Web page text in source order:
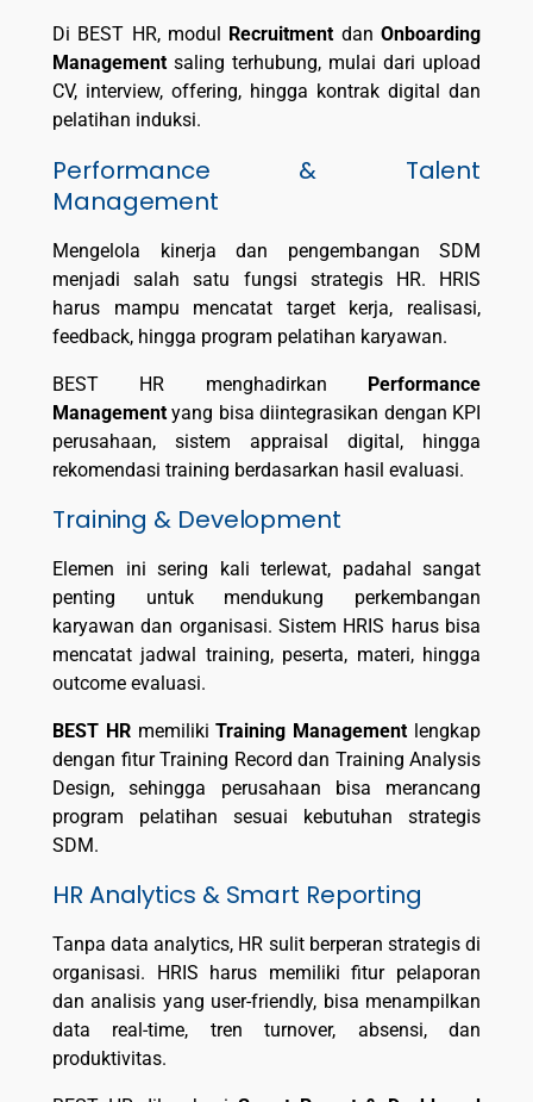
Di BEST HR, modul Recruitment danOnboarding
Management saling terhubung, mulai dari upload
CV, interview, offering, hingga kontrak digital dan
pelatihan induksi.
Performance & Talent
Management
Mengelola kinerja dan pengembangan SDM
menjadi salah satu fungsi strategis HR. HRIS
harus mampu mencatat target kerja, realisasi,
feedback, hingga program pelatihan karyawan.
BEST HR menghadirkan Performance
Management yang bisa diintegrasikan dengan KPI
perusahaan, sistem appraisal digital, hingga
rekomendasi training berdasarkan hasil evaluasi.
Training & Development
Elemen ini sering kali terlewat, padahal sangat
penting untuk mendukung perkembangan
karyawan dan organisasi. Sistem HRIS harus bisa
mencatat jadwal training, peserta, materi, hingga
outcome evaluasi.
BEST HRmemilikiTraining Management lengkap
dengan fitur Training Record dan Training Analysis
Design, sehingga perusahaan bisa merancang
program pelatihan sesuai kebutuhan strategis
SDM.
HR Analytics & Smart Reporting
Tanpa data analytics, HR sulit berperan strategis di
organisasi. HRIS harus memiliki fitur pelaporan
dan analisis yang user-friendly, bisa menampilkan
data real-time, tren turnover, absensi, dan
produktivitas.